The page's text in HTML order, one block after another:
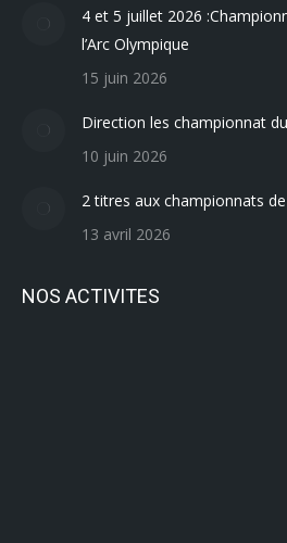
4 et 5 juillet 2026
l’Arc Olympique
15 juin 2026
Direction les championnat
10 juin 2026
2 titres aux championnats
13 avril 2026
NOS ACTIVITES